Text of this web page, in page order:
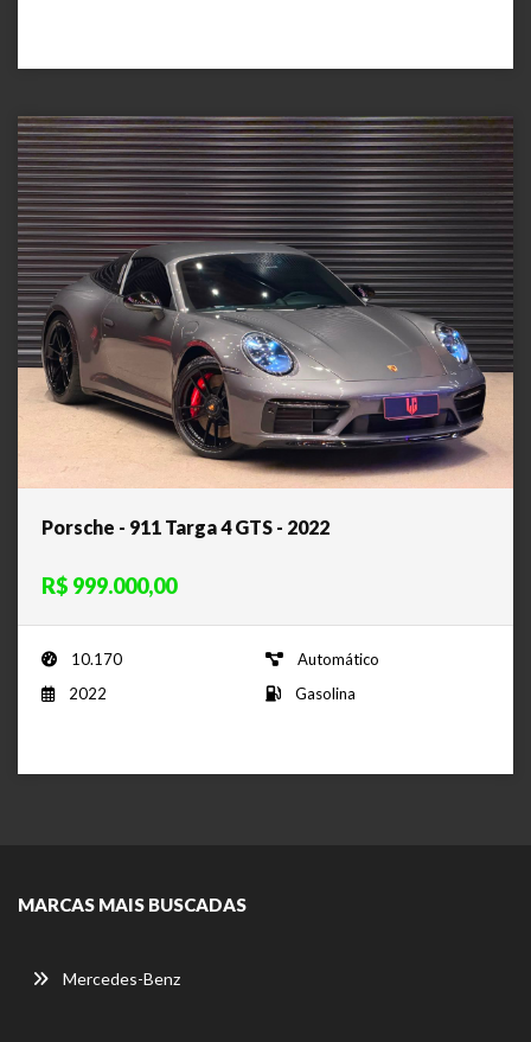
Porsche - 911 Targa 4 GTS - 2022
R$ 999.000,00
10.170
Automático
2022
Gasolina
MARCAS MAIS BUSCADAS
Mercedes-Benz